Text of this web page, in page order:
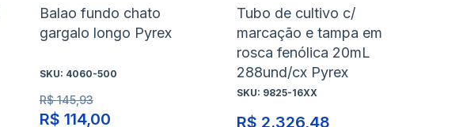
Balao fundo chato
gargalo longo Pyrex
SKU: 4060-500
R$ 114,00
R$ 145,93
Tubo de cultivo c/
marcação e tampa em
rosca fenólica 20mL
288und/cx Pyrex
SKU: 9825-16XX
R$ 2.326,48